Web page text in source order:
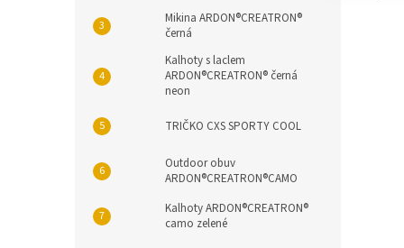
Mikina ARDON®CREATRON®
černá
Kalhoty s laclem
ARDON®CREATRON® černá
neon
TRIČKO CXS SPORTY COOL
Outdoor obuv
ARDON®CREATRON®CAMO
Kalhoty ARDON®CREATRON®
camo zelené